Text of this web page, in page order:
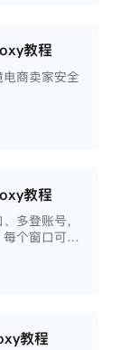
教程
商卖家安全
教程
多登账号，
个窗口可以
联封号。
教程